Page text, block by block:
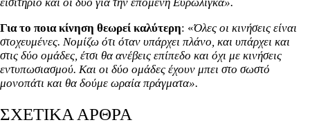
Για το ποια κίνηση θεωρεί καλύτερη: «Όλες οι κινήσεις είναι
στοχευμένες. Νομίζω ότι όταν υπάρχει πλάνο, και υπάρχει και
στις δύο ομάδες, έτσι θα ανέβεις επίπεδο και όχι με κινήσεις
εντυπωσιασμού. Και οι δύο ομάδες έχουν μπει στο σωστό
μονοπάτι και θα δούμε ωραία πράγματα».
ΣΧΕΤΙΚΑ ΑΡΘΡΑ